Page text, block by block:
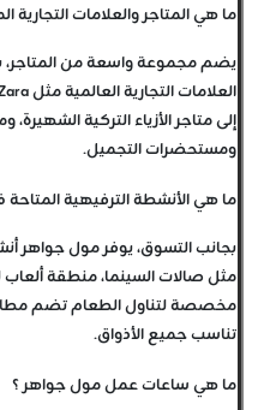
ما هي المتاجر والعلامات
يضم مجموعة واسعة من
إلى متاجر الأزياء التركية الشهيرة،
ومستحضرات التجميل.
ما هي الأنشطة الترفيهية
بجانب التسوق، يوفر مول جواهر
مثل صالات السينما، منطقة ألعاب
مخصصة لتناول الطعام تضم
تناسب جميع الأذواق.
ما هي ساعات عمل مول جواهر ؟